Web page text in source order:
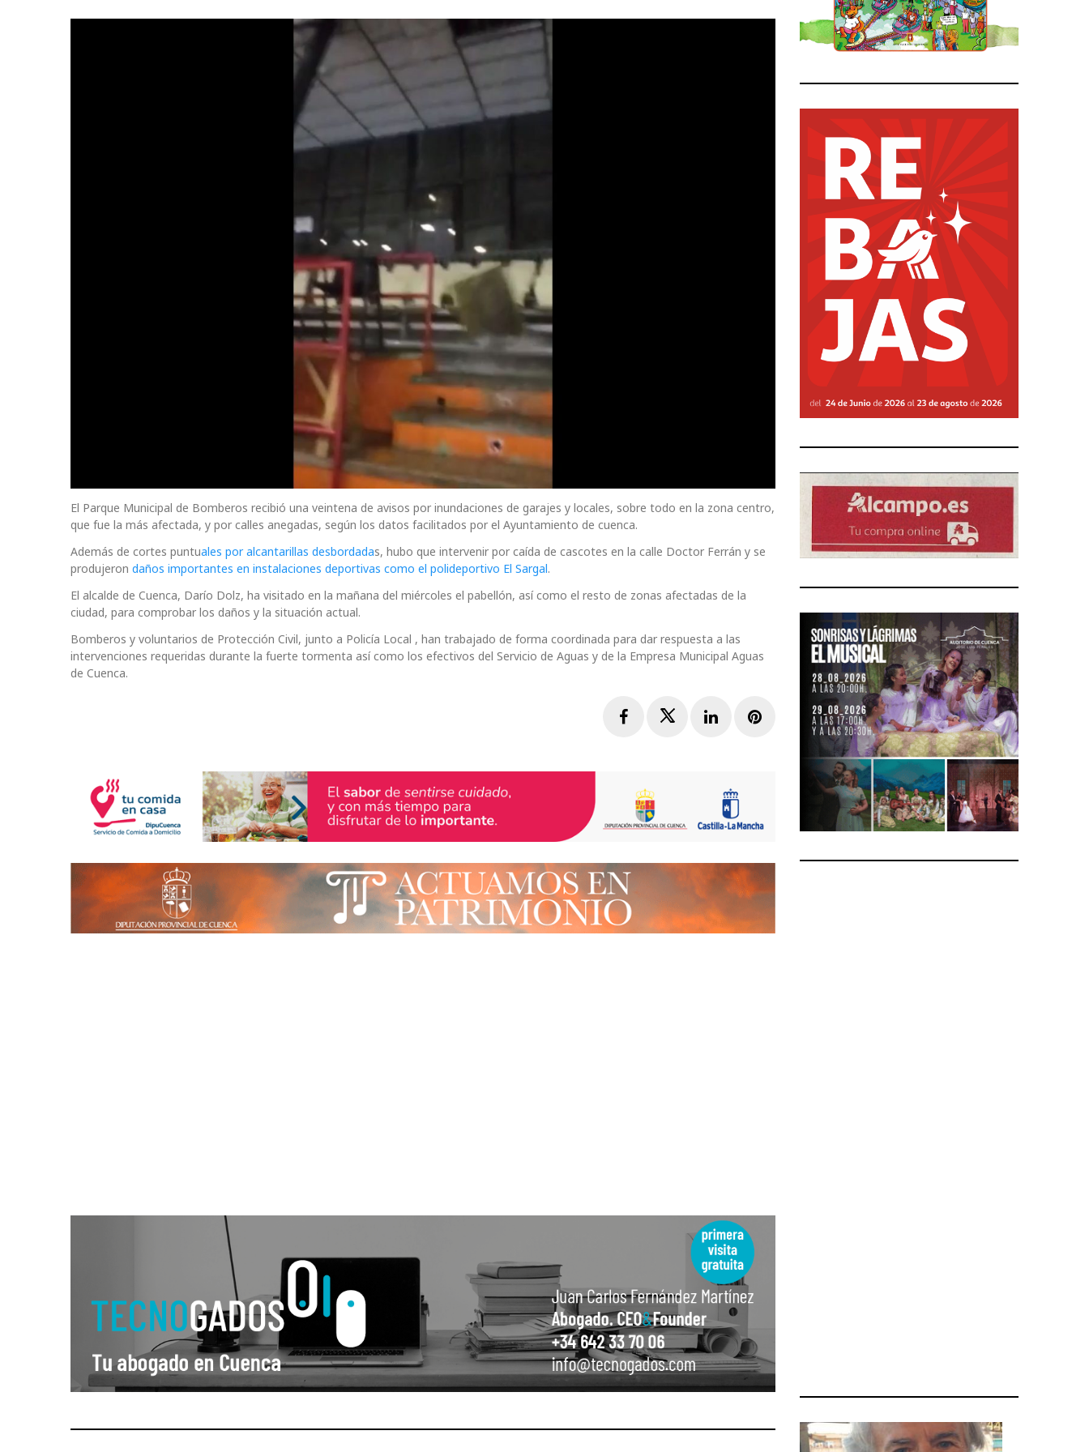
El Parque Municipal de Bomberos recibió una veintena de avisos por inundaciones de garajes y locales, sobre todo en la zona centro,
que fue la más afectada, y por calles anegadas, según los datos facilitados por el Ayuntamiento de cuenca.
Además de cortes puntuales por alcantarillas desbordadas, hubo que intervenir por caída de cascotes en la calle Doctor Ferrán y se
produjeron daños importantes en instalaciones deportivas como el polideportivo El Sargal.
El alcalde de Cuenca, Darío Dolz, ha visitado en la mañana del miércoles el pabellón, así como el resto de zonas afectadas de la
ciudad, para comprobar los daños y la situación actual.
Bomberos y voluntarios de Protección Civil, junto a Policía Local , han trabajado de forma coordinada para dar respuesta a las
intervenciones requeridas durante la fuerte tormenta así como los efectivos del Servicio de Aguas y de la Empresa Municipal Aguas
de Cuenca.
FacebookTwitterLinkedInPinterest